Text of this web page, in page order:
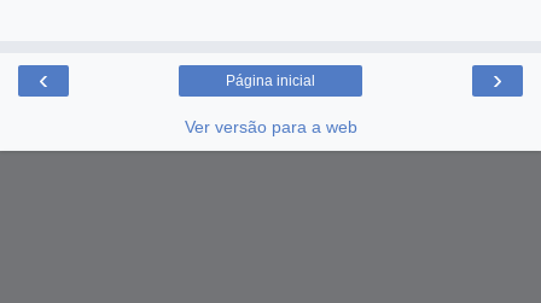
‹ ›
Página inicial
Ver versão para a web